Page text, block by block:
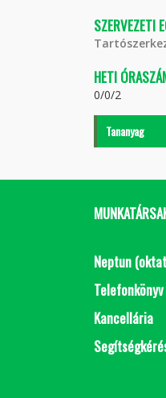
SZERVEZETI
HETI
0/0/2
Tananyag
Neptun
Telefonkönyv
Kancellária